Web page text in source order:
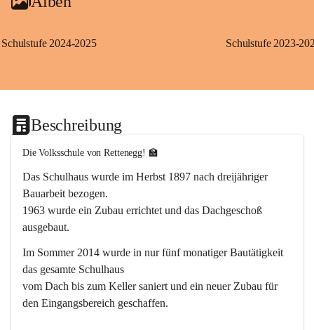
Schulstufe 2024-2025 Schulstufe 2023-
Beschreibung
Die Volksschule von Rettenegg! 🏫
Das Schulhaus wurde im Herbst 1897 nach dreijähriger
Bauarbeit bezogen.
1963 wurde ein Zubau errichtet und das Dachgeschoß
ausgebaut.
Im Sommer 2014 wurde in nur fünf monatiger Bautätigkeit
das gesamte Schulhaus
vom Dach bis zum Keller saniert und ein neuer Zubau für
den Eingangsbereich geschaffen.